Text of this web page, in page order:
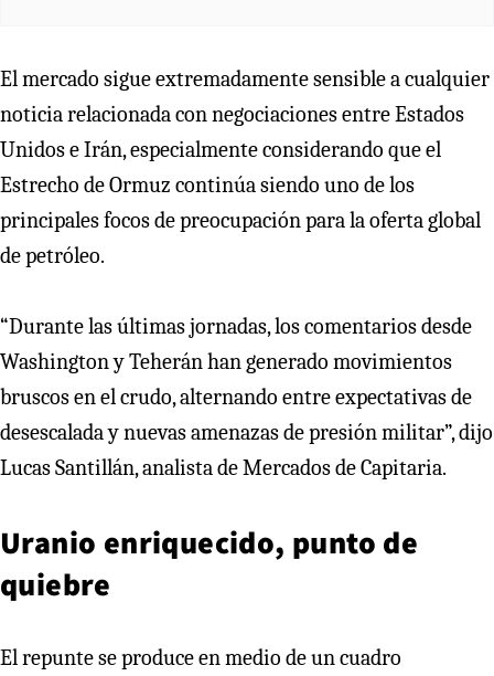
El mercado sigue extremadamente sensible a cualquier
noticia relacionada con negociaciones entre Estados
Unidos e Irán, especialmente considerando que el
Estrecho de Ormuz continúa siendo uno de los
principales focos de preocupación para la oferta global
de petróleo.
“Durante las últimas jornadas, los comentarios desde
Washington y Teherán han generado movimientos
bruscos en el crudo, alternando entre expectativas de
desescalada y nuevas amenazas de presión militar”, dijo
Lucas Santillán, analista de Mercados de Capitaria.
Uranio enriquecido, punto de
quiebre
El repunte se produce en medio de un cuadro